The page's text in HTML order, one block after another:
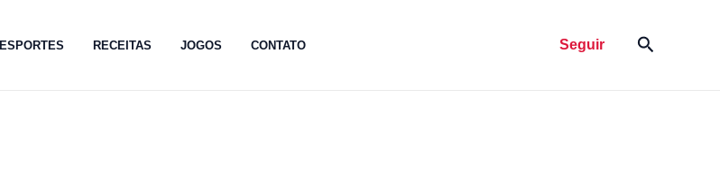
ESPORTES RECEITAS JOGOS CONTATO Seguir Pesquisar